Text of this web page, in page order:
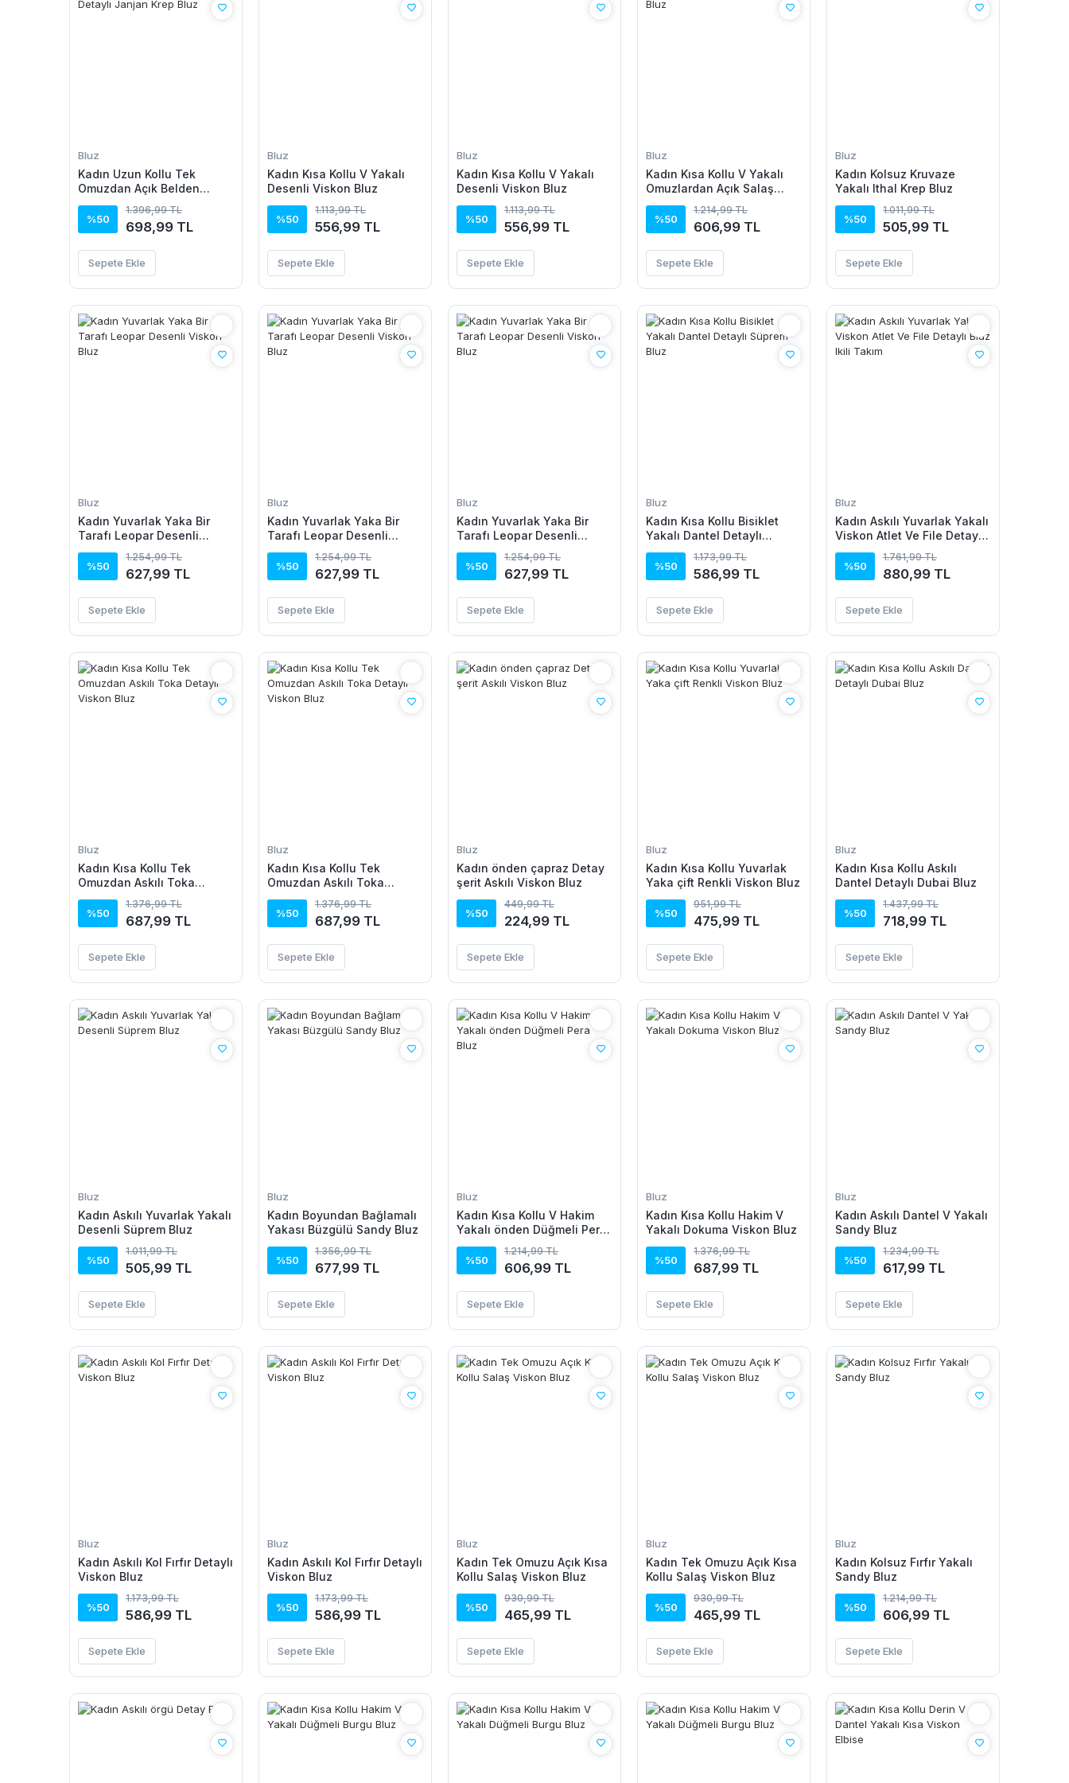
Bluz
Kadın Uzun Kollu Tek
Omuzdan Açık Belden
Dantel Detaylı Janjan Krep
Bluz
%50
1.396,99 TL
698,99 TL
Sepete Ekle
Bluz
Kadın Kısa Kollu V Yakalı
Desenli Viskon Bluz
%50
1.113,99 TL
556,99 TL
Sepete Ekle
Bluz
Kadın Kısa Kollu V Yakalı
Desenli Viskon Bluz
%50
1.113,99 TL
556,99 TL
Sepete Ekle
Bluz
Kadın Kısa Kollu V Yakalı
Omuzlardan Açık Salaş
şifon Bluz
%50
1.214,99 TL
606,99 TL
Sepete Ekle
Bluz
Kadın Kolsuz Kruvaze
Yakalı Ithal Krep Bluz
%50
1.011,99 TL
505,99 TL
Sepete Ekle
Bluz
Kadın Yuvarlak Yaka Bir
Tarafı Leopar Desenli
Viskon Bluz
%50
1.254,99 TL
627,99 TL
Sepete Ekle
Bluz
Kadın Yuvarlak Yaka Bir
Tarafı Leopar Desenli
Viskon Bluz
%50
1.254,99 TL
627,99 TL
Sepete Ekle
Bluz
Kadın Yuvarlak Yaka Bir
Tarafı Leopar Desenli
Viskon Bluz
%50
1.254,99 TL
627,99 TL
Sepete Ekle
Bluz
Kadın Kısa Kollu Bisiklet
Yakalı Dantel Detaylı
Süprem Bluz
%50
1.173,99 TL
586,99 TL
Sepete Ekle
Bluz
Kadın Askılı Yuvarlak Yakalı
Viskon Atlet Ve File Detaylı
Bluz Ikili Takım
%50
1.761,99 TL
880,99 TL
Sepete Ekle
Bluz
Kadın Kısa Kollu Tek
Omuzdan Askılı Toka
Detaylı Viskon Bluz
%50
1.376,99 TL
687,99 TL
Sepete Ekle
Bluz
Kadın Kısa Kollu Tek
Omuzdan Askılı Toka
Detaylı Viskon Bluz
%50
1.376,99 TL
687,99 TL
Sepete Ekle
Bluz
Kadın önden çapraz Detay
şerit Askılı Viskon Bluz
%50
449,99 TL
224,99 TL
Sepete Ekle
Bluz
Kadın Kısa Kollu Yuvarlak
Yaka çift Renkli Viskon Bluz
%50
951,99 TL
475,99 TL
Sepete Ekle
Bluz
Kadın Kısa Kollu Askılı
Dantel Detaylı Dubai Bluz
%50
1.437,99 TL
718,99 TL
Sepete Ekle
Bluz
Kadın Askılı Yuvarlak Yakalı
Desenli Süprem Bluz
%50
1.011,99 TL
505,99 TL
Sepete Ekle
Bluz
Kadın Boyundan Bağlamalı
Yakası Büzgülü Sandy Bluz
%50
1.356,99 TL
677,99 TL
Sepete Ekle
Bluz
Kadın Kısa Kollu V Hakim
Yakalı önden Düğmeli Pera
Bluz
%50
1.214,99 TL
606,99 TL
Sepete Ekle
Bluz
Kadın Kısa Kollu Hakim V
Yakalı Dokuma Viskon Bluz
%50
1.376,99 TL
687,99 TL
Sepete Ekle
Bluz
Kadın Askılı Dantel V Yakalı
Sandy Bluz
%50
1.234,99 TL
617,99 TL
Sepete Ekle
Bluz
Kadın Askılı Kol Fırfır Detaylı
Viskon Bluz
%50
1.173,99 TL
586,99 TL
Sepete Ekle
Bluz
Kadın Askılı Kol Fırfır Detaylı
Viskon Bluz
%50
1.173,99 TL
586,99 TL
Sepete Ekle
Bluz
Kadın Tek Omuzu Açık Kısa
Kollu Salaş Viskon Bluz
%50
930,99 TL
465,99 TL
Sepete Ekle
Bluz
Kadın Tek Omuzu Açık Kısa
Kollu Salaş Viskon Bluz
%50
930,99 TL
465,99 TL
Sepete Ekle
Bluz
Kadın Kolsuz Fırfır Yakalı
Sandy Bluz
%50
1.214,99 TL
606,99 TL
Sepete Ekle